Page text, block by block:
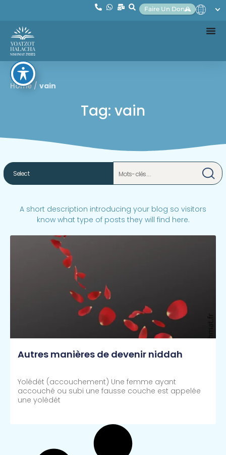
Faire Un Don
Home/ vain
Tag: vain
A short description introducing your blog so visitors
know what type of posts they will find here.
Autres manières de devenir niddah
Yolédét (accouchement) Une femme ayant
accouché ou subi une fausse couche est appelée
une yolédét